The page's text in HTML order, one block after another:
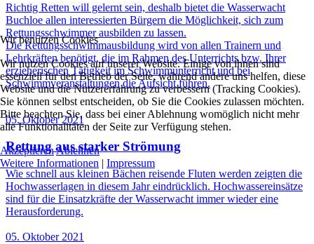
Richtig Retten will gelernt sein, deshalb bietet die Wasserwacht
Buchloe allen interessierten Bürgern die Möglichkeit, sich zum
Rettungsschwimmer ausbilden zu lassen.
Die Rettungsschwimmausbildung wird von allen Trainern und
Lehrkräften benötigt, die im Rahmen des Unterrichts bzw. Ihrer
erzieherischen Tätigkeit im Schwimmunterricht und bei
Schwimmveranstaltungen die Aufsicht führen.
05. Oktober 2021
Rettung aus starker Strömung
Wie schnell aus kleinen Bächen reisende Fluten werden zeigten die
Hochwasserlagen in diesem Jahr eindrücklich. Hochwassereinsätze
sind für die Einsatzkräfte der Wasserwacht immer wieder eine
Herausforderung.
05. Oktober 2021
Wir benutzen Cookies
Wir nutzen Cookies auf unserer Website. Einige von ihnen sind
essenziell für den Betrieb der Seite, während andere uns helfen, diese
Website und die Nutzererfahrung zu verbessern (Tracking Cookies).
Sie können selbst entscheiden, ob Sie die Cookies zulassen möchten.
Bitte beachten Sie, dass bei einer Ablehnung womöglich nicht mehr
alle Funktionalitäten der Seite zur Verfügung stehen.
AkzeptierenAblehnen
Weitere Informationen | Impressum